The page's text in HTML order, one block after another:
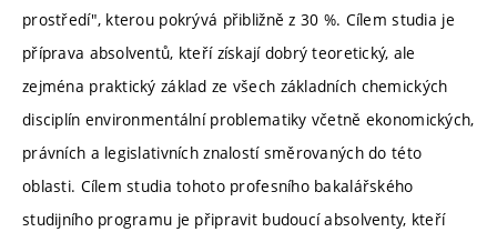
prostředí", kterou pokrývá přibližně z 30 %. Cílem studia je
příprava absolventů, kteří získají dobrý teoretický, ale
zejména praktický základ ze všech základních chemických
disciplín environmentální problematiky včetně ekonomických,
právních a legislativních znalostí směrovaných do této
oblasti. Cílem studia tohoto profesního bakalářského
studijního programu je připravit budoucí absolventy, kteří